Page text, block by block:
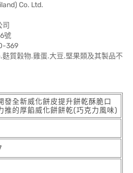
Co. Ltd.
司
號
369
質穀物.雞蛋.大豆.堅果類及其製品不
發全新威化餅皮提升餅乾酥脆口
推的厚餡威化餅餅乾(巧克力風味)